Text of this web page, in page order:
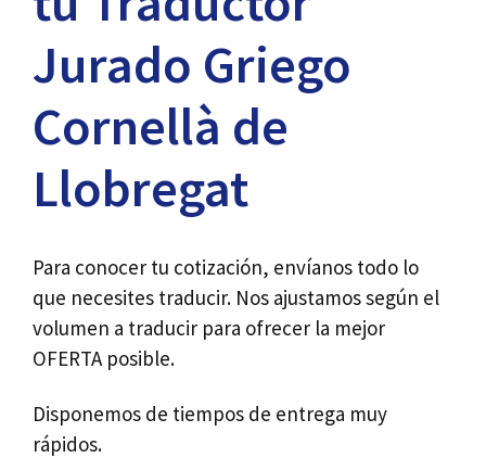
Jurado Griego
Cornellà de
Llobregat
Para conocer tu cotización, envíanos todo lo
que necesites traducir. Nos ajustamos según el
volumen a traducir para ofrecer la mejor
OFERTA posible.
Disponemos de tiempos de entrega muy
rápidos.